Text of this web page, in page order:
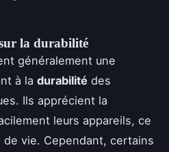
la durabilité
généralement une
à la durabilité des
Ils apprécient la
leurs appareils, ce
vie. Cependant, certains